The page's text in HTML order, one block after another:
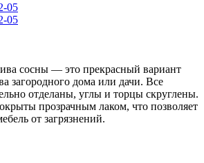
05
05
сосны — это прекрасный вариант
загородного дома или дачи. Все
отделаны, углы и торцы скруглены.
прозрачным лаком, что позволяет
от загрязнений.